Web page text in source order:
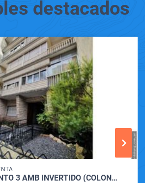
destacados
3 AMB INVERTIDO (COLÓN…